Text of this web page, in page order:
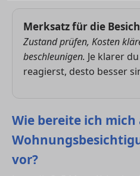
Merksatz für die
Zustand prüfen, Kosten
beschleunigen. Je klarer
reagierst, desto besser
Wie bereite ich
vor?